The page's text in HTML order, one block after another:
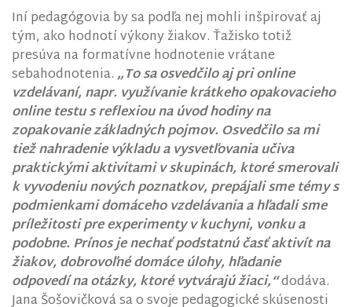
Iní pedagógovia by sa podľa nej mohli inšpirovať aj
tým, ako hodnotí výkony žiakov. Ťažisko totiž
presúva na formatívne hodnotenie vrátane
sebahodnotenia.„To sa osvedčilo aj pri online
vzdelávaní, napr. využívanie krátkeho opakovacieho
online testu s reflexiou na úvod hodiny na
zopakovanie základných pojmov. Osvedčilo sa mi
tiež nahradenie výkladu a vysvetľovania učiva
praktickými aktivitami v skupinách, ktoré smerovali
k vyvodeniu nových poznatkov, prepájali sme témy s
podmienkami domáceho vzdelávania a hľadali sme
príležitosti pre experimenty v kuchyni, vonku a
podobne. Prínos je nechať podstatnú časť aktivít na
žiakov, dobrovoľné domáce úlohy, hľadanie
odpovedí na otázky, ktoré vytvárajú žiaci,“dodáva.
Jana Šošovičková sa o svoje pedagogické skúsenosti